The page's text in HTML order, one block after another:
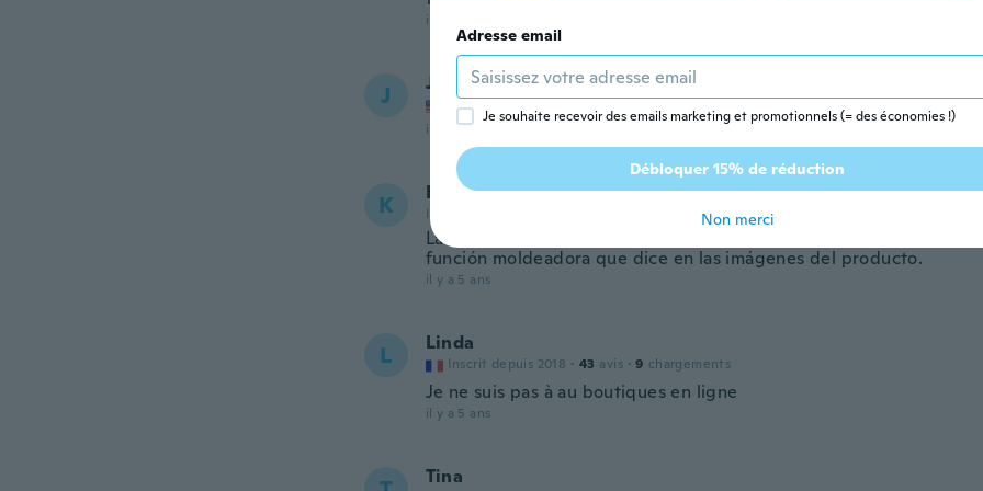
il y a 5 ans
J John
Inscrit depuis 2018 · 13 avis · 4 chargements
il y a 5 ans
K Kevin
Inscrit depuis 2020 chargements
La tela es suave y cómoda, es una buena prenda. Sin embargo, no
función moldeadora que dice en las imágenes del producto.
il y a 5 ans
L Linda
Inscrit depuis 2018 · 43 avis · 9 chargements
Je ne suis pas à au boutiques en ligne
il y a 5 ans
Tina
Adresse email
Je souhaite recevoir des emails marketing et promotionnels (= des économies !)
Débloquer 15% de réduction
Non merci